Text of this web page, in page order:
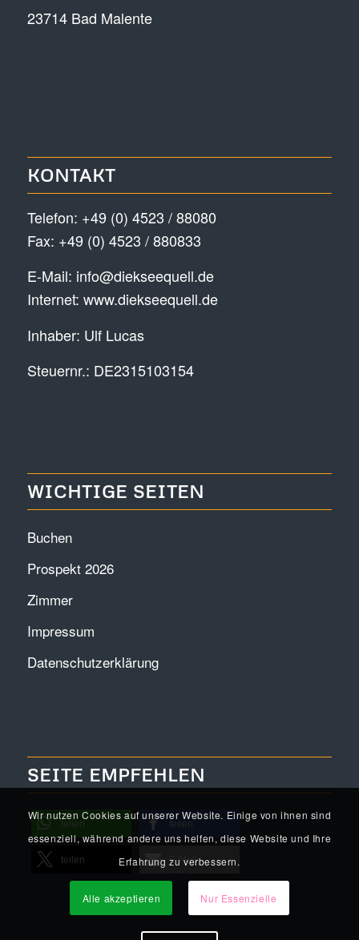
23714 Bad Malente
KONTAKT
Telefon: +49 (0) 4523 / 88080
Fax: +49 (0) 4523 / 880833
E-Mail: info@diekseequell.de
Internet: www.diekseequell.de
Inhaber: Ulf Lucas
Steuernr.: DE2315103154
WICHTIGE SEITEN
Buchen
Prospekt 2026
Zimmer
Impressum
Datenschutzerklärung
SEITE EMPFEHLEN
teilen teilen
teilen E-Mail
Wir nutzen Cookies auf unserer Website. Einige von ihnen sind
essenziell, während andere uns helfen, diese Website und Ihre
Erfahrung zu verbessern.
Alle akzeptieren Nur Essenzielle